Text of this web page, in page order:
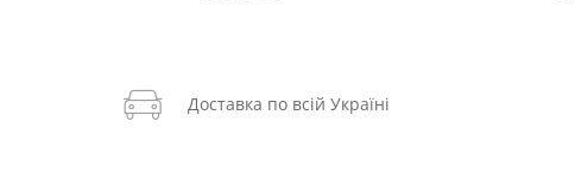
Доставка по всій Україні